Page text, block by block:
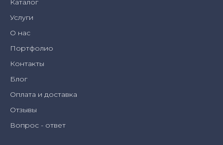
Каталог
Услуги
О нас
Портфолио
Контакты
Блог
Оплата и доставка
Отзывы
Вопрос - ответ